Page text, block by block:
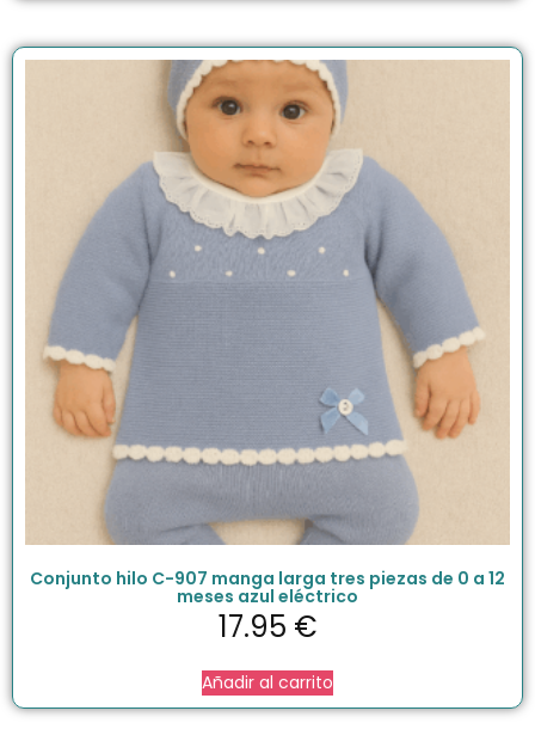
Conjunto hilo C-907 manga larga tres piezas de 0 a 12
meses azul eléctrico
17.95 €
Añadir al carrito